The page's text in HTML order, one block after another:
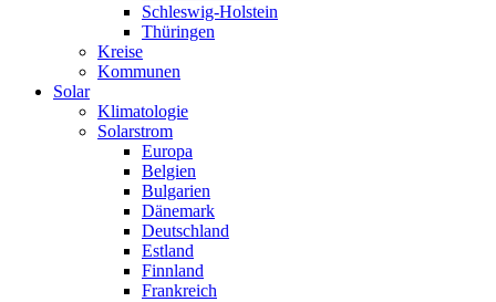
Schleswig-Holstein
Thüringen
Kreise
Kommunen
Solar
Klimatologie
Solarstrom
Europa
Belgien
Bulgarien
Dänemark
Deutschland
Estland
Finnland
Frankreich